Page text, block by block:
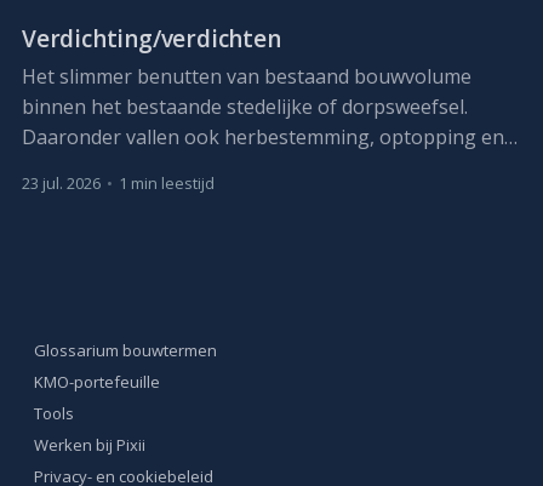
Verdichting/verdichten
Het slimmer benutten van bestaand bouwvolume
binnen het bestaande stedelijke of dorpsweefsel.
Daaronder vallen ook herbestemming, optopping en,
23 jul. 2026 • 1 min leestijd
Glossarium bouwtermen
KMO-portefeuille
Tools
Werken bij Pixii
Privacy- en cookiebeleid